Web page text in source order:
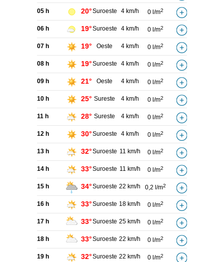
05 h 20°Suroeste 4 km/h 0 l/m2
06 h 19°Suroeste 4 km/h 0 l/m2
07 h 19° Oeste 4 km/h 0 l/m2
08 h 19°Suroeste 4 km/h 0 l/m2
09 h 21° Oeste 4 km/h 0 l/m2
10 h 25° Sureste 4 km/h 0 l/m2
11 h 28° Sureste 4 km/h 0 l/m2
12 h 30°Suroeste 4 km/h 0 l/m2
13 h 32°Suroeste 11 km/h 0 l/m2
14 h 33°Suroeste 11 km/h 0 l/m2
15 h 34°Suroeste 22 km/h 0,2 l/m2
16 h 33°Suroeste 18 km/h 0 l/m2
17 h 33°Suroeste 25 km/h 0 l/m2
18 h 33°Suroeste 22 km/h 0 l/m2
19 h 32°Suroeste 22 km/h 0 l/m2